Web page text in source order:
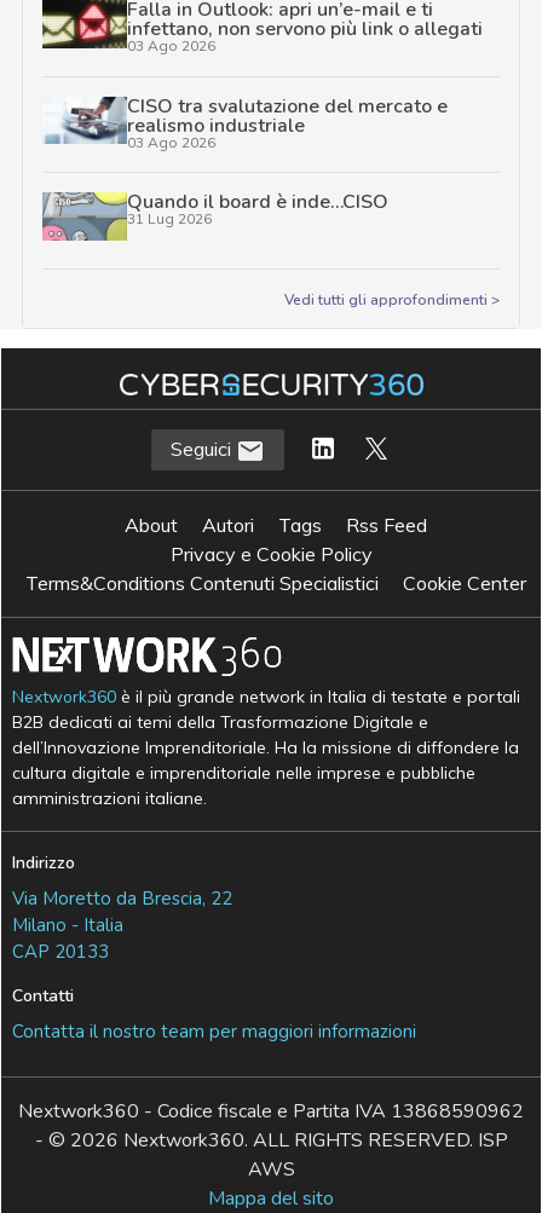
Falla in Outlook: apri un’e-mail e ti
infettano, non servono più link o allegati
03 Ago 2026
CISO tra svalutazione del mercato e
realismo industriale
03 Ago 2026
Quando il board è inde…CISO
31 Lug 2026
Vedi tutti gli approfondimenti >
Seguici
About Autori Tags
Rss Feed
Privacy e Cookie Policy
Terms&Conditions Contenuti Specialistici
Cookie Center
Nextwork360 è il più grande network in Italia di testate e portali
B2B dedicati ai temi della Trasformazione Digitale e
dell’Innovazione Imprenditoriale. Ha la missione di diffondere la
cultura digitale e imprenditoriale nelle imprese e pubbliche
amministrazioni italiane.
Indirizzo
Via Moretto da Brescia, 22
Milano - Italia
CAP 20133
Contatti
Contatta il nostro team per maggiori informazioni
Nextwork360 - Codice fiscale e Partita IVA 13868590962
- © 2026 Nextwork360. ALL RIGHTS RESERVED. ISP
AWS
Mappa del sito